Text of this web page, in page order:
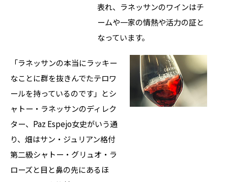
表れ、ラネッサンのワインはチ
ームや一家の情熱や活力の証と
なっています。
「ラネッサンの本当にラッキー
なことに群を抜きんでたテロワ
ールを持っているのです」とシ
ャトー・ラネッサンのディレク
ター、Paz Espejo女史がいう通
り、畑はサン・ジュリアン格付
第二級シャトー・グリュオ・ラ
ローズと目と鼻の先にあるほ